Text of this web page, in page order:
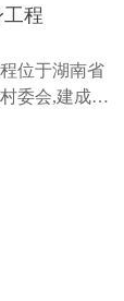
程
位于湖南省
委会,建成于